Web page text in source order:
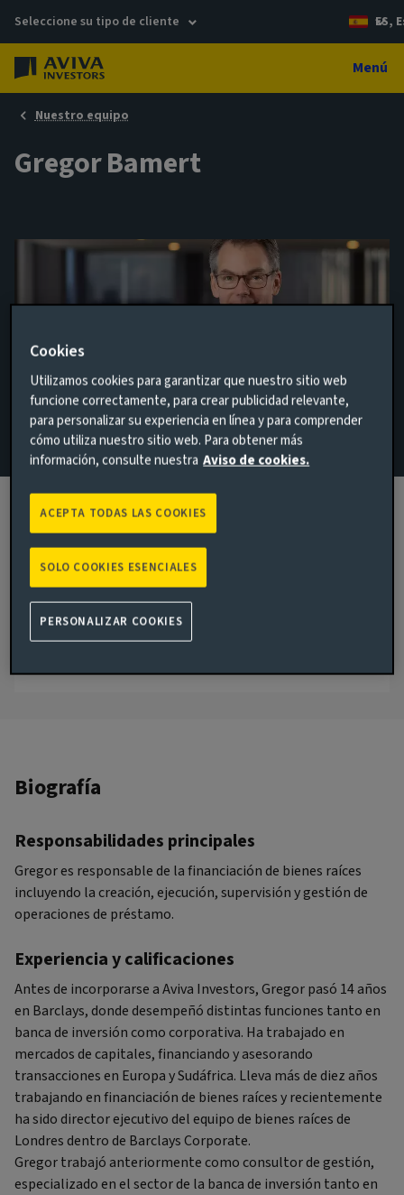
Seleccione su tipo de cliente ES,
Menú
Nuestro equipo
Gregor Bamert
Head of Real Estate Debt
+44 7800 691384
Correo electrónico Gregor Bamert
Ver el perfil en LinkedIn
London, United Kingdom
FECHA DE INGRESO A AVIVA INVESTORS
2015
FECHA DE INGRESO A LA INDUSTRIA
Biografía
Responsabilidades principales
Gregor es responsable de la financiación de bienes raíces
incluyendo la creación, ejecución, supervisión y gestión de
operaciones de préstamo.
Experiencia y calificaciones
Antes de incorporarse a Aviva Investors, Gregor pasó 14 años
en Barclays, donde desempeñó distintas funciones tanto en
banca de inversión como corporativa. Ha trabajado en
mercados de capitales, financiando y asesorando
transacciones en Europa y Sudáfrica. Lleva más de diez años
trabajando en financiación de bienes raíces y recientemente
ha sido director ejecutivo del equipo de bienes raíces de
Londres dentro de Barclays Corporate.
Gregor trabajó anteriormente como consultor de gestión,
especializado en el sector de la banca de inversión tanto en
Cookies
Utilizamos cookies para garantizar que nuestro sitio web
funcione correctamente, para crear publicidad relevante,
para personalizar su experiencia en línea y para comprender
cómo utiliza nuestro sitio web. Para obtener más
información, consulte nuestra Aviso de cookies.
SOLO COOKIES ESENCIALES
ACEPTA TODAS LAS COOKIES
PERSONALIZAR COOKIES